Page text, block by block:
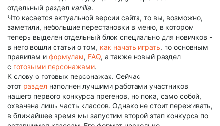
отдельный раздел vanilla.
Что касается актуальной версии сайта, то вы, возможно,
заметили, небольшие перестановки в меню, в котором
теперь выделен отдельный блок специально для новичков -
в него вошли статьи о том, как начать играть, по основным
правилам и формулам, FAQ, а также новый раздел
с готовыми персонажами.
К слову о готовых персонажах. Сейчас
этот раздел наполнен лучшими работами участников
нашего первого конкурса прегенов, но пока, само собой,
охвачена лишь часть классов. Однако не стоит переживать,
в ближайшее время мы запустим второй этап конкурса по